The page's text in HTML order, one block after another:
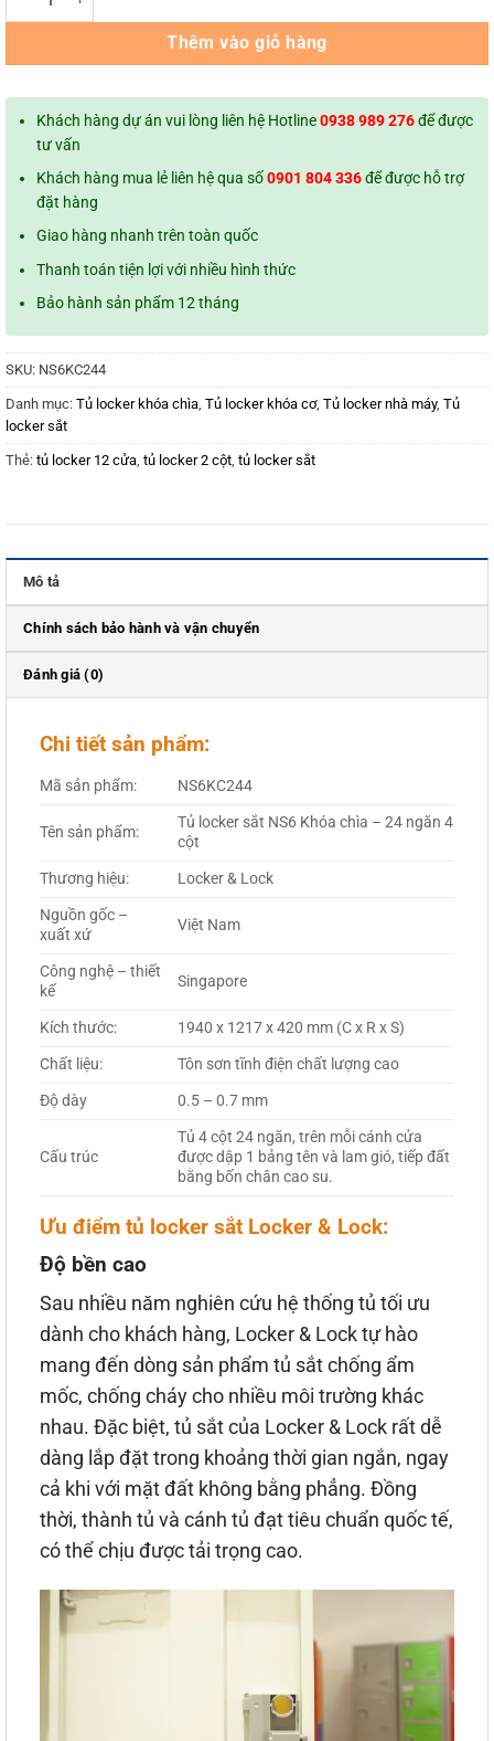
Thêm vào giỏ hàng
Khách hàng dự án vui lòng liên hệ Hotline0938 989 276để được
tư vấn
Khách hàng mua lẻ liên hệ qua số0901 804 336để được hỗ trợ
đặt hàng
Giao hàng nhanh trên toàn quốc
Thanh toán tiện lợi với nhiều hình thức
Bảo hành sản phẩm 12 tháng
SKU: NS6KC244
Danh mục: Tủ locker khóa chìa Tủ locker khóa cơ, Tủ locker nhà máy, Tủ
locker sắt
Thẻ: tủ locker 12 cửa tủ locker 2 cột tủ locker sắt
Mô tả
Chính sách bảo hành và vận chuyển
Đánh giá (0)
Chi tiết sản phẩm:
Mã sản phẩm: NS6KC244
Tên sản phẩm:
Tủ locker sắt NS6 Khóa chìa – 24 ngăn 4
cột
Thương hiệu:
Locker & Lock
Nguồn gốc –
xuất xứ
Việt Nam
Công nghệ – thiết
kế
Singapore
Kích thước:
1940 x 1217 x 420 mm (C x R x S)
Chất liệu:
Tôn sơn tĩnh điện chất lượng cao
Độ dày
0.5 – 0.7 mm
Cấu trúc
Tủ 4 cột 24 ngăn, trên mỗi cánh cửa
được dập 1 bảng tên và lam gió, tiếp đất
bằng bốn chân cao su.
Ưu điểm tủ locker sắt Locker & Lock:
Độ bền cao
Sau nhiều năm nghiên cứu hệ thống tủ tối ưu
dành cho khách hàng, Locker & Lock tự hào
mang đến dòng sản phẩm tủ sắt chống ẩm
mốc, chống cháy cho nhiều môi trường khác
nhau. Đặc biệt, tủ sắt của Locker & Lock rất dễ
dàng lắp đặt trong khoảng thời gian ngắn, ngay
cả khi với mặt đất không bằng phẳng. Đồng
thời, thành tủ và cánh tủ đạt tiêu chuẩn quốc tế,
có thể chịu được tải trọng cao.